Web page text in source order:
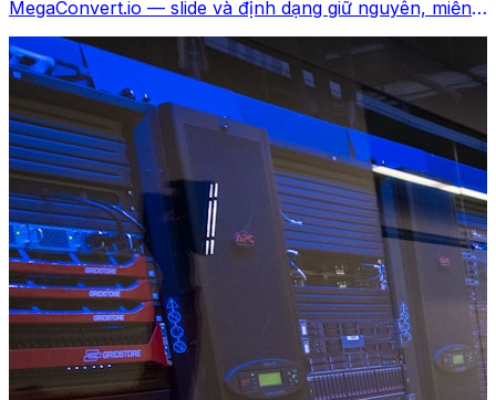
MegaConvert.io — slide và định dạng giữ nguyên, miễn